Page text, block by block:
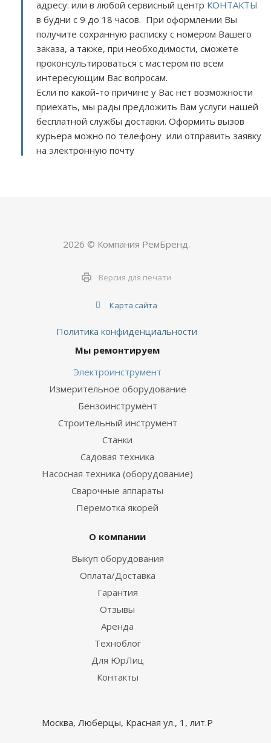
адресу: или в любой сервисный центр КОНТАКТЫ
в будни с 9 до 18 часов. При оформлении Вы
получите сохранную расписку с номером Вашего
заказа, а также, при необходимости, сможете
проконсультироваться с мастером по всем
интересующим Вас вопросам.
Если по какой-то причине у Вас нет возможности
приехать, мы рады предложить Вам услуги нашей
бесплатной службы доставки. Оформить вызов
курьера можно по телефону или отправить заявку
на электронную почту
2026 © Компания РемБренд.
Версия для печати
Карта сайта
Политика конфиденциальности
Мы ремонтируем
Электроинструмент
Измерительное оборудование
Бензоинструмент
Строительный инструмент
Станки
Садовая техника
Насосная техника (оборудование)
Сварочные аппараты
Перемотка якорей
О компании
Выкуп оборудования
Оплата/Доставка
Гарантия
Отзывы
Аренда
Техноблог
Для ЮрЛиц
Контакты
Москва, Люберцы, Красная ул., 1, лит.Р